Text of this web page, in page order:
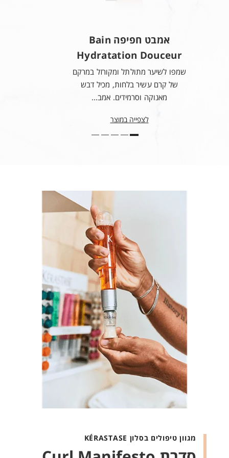
CETRIMONIUM CHLORIDE ● HYDROLYZED VEGETABLE
PROTEIN PG-PROPYL SILANETRIOL ● MEL EXTRACT /
HONEY EXTRACT ● 2-OLEAMIDO-1,3-OCTADECANEDIOL ●
POTASSIUM SORBATE ● TOCOPHEROL ● CITRIC ACID ●
PARFUM / FRAGRANCE
אמבט חפיפה Bain
Hydratation Douceur
שמפו לשיער מתולתל ומקורזל במרקם
של קרם עשיר בלחות, מכיל דבש
מאנוקה וסרמידים. אמב...
לצפייה במוצר
מגוון טיפולים בסלון KÉRASTASE